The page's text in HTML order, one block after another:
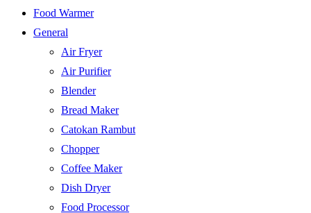
Food Warmer
General
Air Fryer
Air Purifier
Blender
Bread Maker
Catokan Rambut
Chopper
Coffee Maker
Dish Dryer
Food Processor